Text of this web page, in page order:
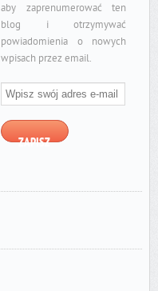
aby zaprenumerować ten
blog i otrzymywać
powiadomienia o nowych
wpisach przez email.
Wpisz
swój
adres
e-
ZAPISZ